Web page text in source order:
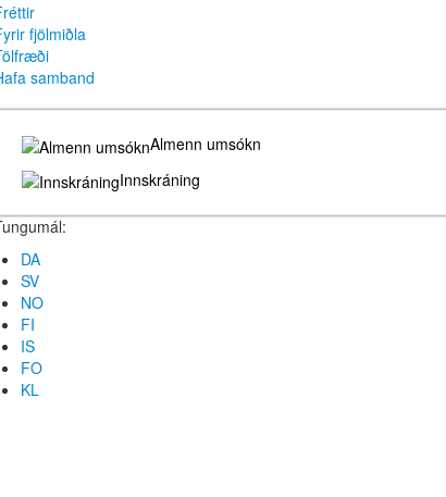
fjölmiðla
samband
Almenn umsókn
Innskráning
DA
SV
NO
FI
IS
FO
KL